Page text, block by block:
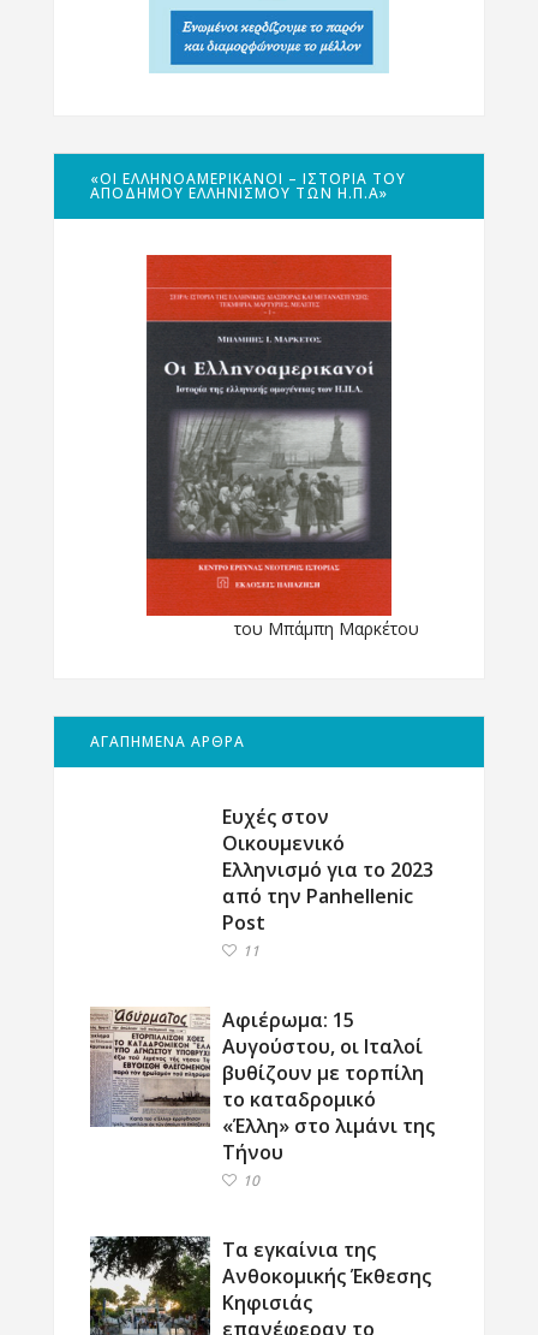
«ΟΙ ΕΛΛΗΝΟΑΜΕΡΙΚΑΝΟΊ – ΙΣΤΟΡΊΑ ΤΟΥ
ΑΠΌΔΗΜΟΥ ΕΛΛΗΝΙΣΜΟΎ ΤΩΝ Η.Π.Α»
του Μπάμπη Μαρκέτου
ΑΓΑΠΗΜΕΝΑ ΑΡΘΡΑ
Ευχές στον
Οικουμενικό
Ελληνισμό για το 2023
από την Panhellenic
Post
11
Αφιέρωμα: 15
Αυγούστου, οι Ιταλοί
βυθίζουν με τορπίλη
το καταδρομικό
«Έλλη» στο λιμάνι της
Τήνου
10
Τα εγκαίνια της
Ανθοκομικής Έκθεσης
Κηφισιάς
επανέφεραν το